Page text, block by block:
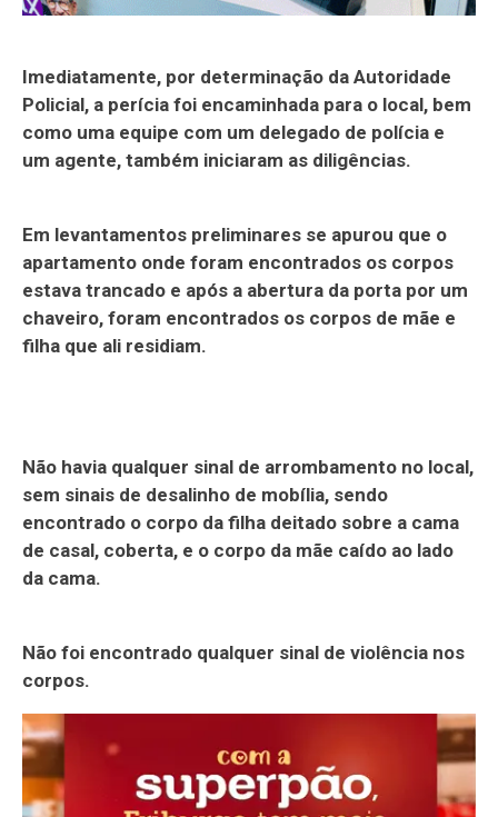
Imediatamente, por determinação da Autoridade
Policial, a perícia foi encaminhada para o local, bem
como uma equipe com um delegado de polícia e
um agente, também iniciaram as diligências.
Em levantamentos preliminares se apurou que o
apartamento onde foram encontrados os corpos
estava trancado e após a abertura da porta por um
chaveiro, foram encontrados os corpos de mãe e
filha que ali residiam.
Não havia qualquer sinal de arrombamento no local,
sem sinais de desalinho de mobília, sendo
encontrado o corpo da filha deitado sobre a cama
de casal, coberta, e o corpo da mãe caído ao lado
da cama.
Não foi encontrado qualquer sinal de violência nos
corpos.